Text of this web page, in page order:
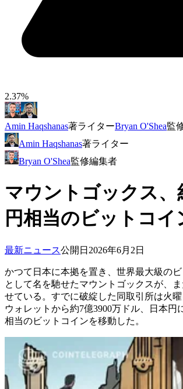
2.37%
Amin Haqshanas著ライターBryan O'Shea監
Amin Haqshanas著ライター
Bryan O'Shea監修編集者
マウントゴックス、
円相当のビットコイ
最新ニュース公開日 2026年6月2日
かつて日本に本拠を置き、世界最大級の
として名を馳せたマウントゴックスが、
せている。すでに破綻した同取引所は火
ウォレットから約7億3900万ドル、日本円
相当のビットコインを移動した。